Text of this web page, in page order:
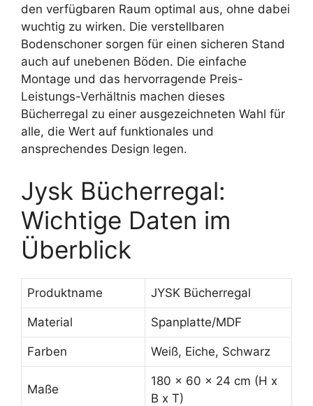
den verfügbaren Raum optimal aus, ohne dabei
wuchtig zu wirken. Die verstellbaren
Bodenschoner sorgen für einen sicheren Stand
auch auf unebenen Böden. Die einfache
Montage und das hervorragende Preis-
Leistungs-Verhältnis machen dieses
Bücherregal zu einer ausgezeichneten Wahl für
alle, die Wert auf funktionales und
ansprechendes Design legen.
Jysk Bücherregal:
Wichtige Daten im
Überblick
Produktname JYSK Bücherregal
Material Spanplatte/MDF
Farben Weiß, Eiche, Schwarz
Maße
180 x 60 x 24 cm (H x
B x T)